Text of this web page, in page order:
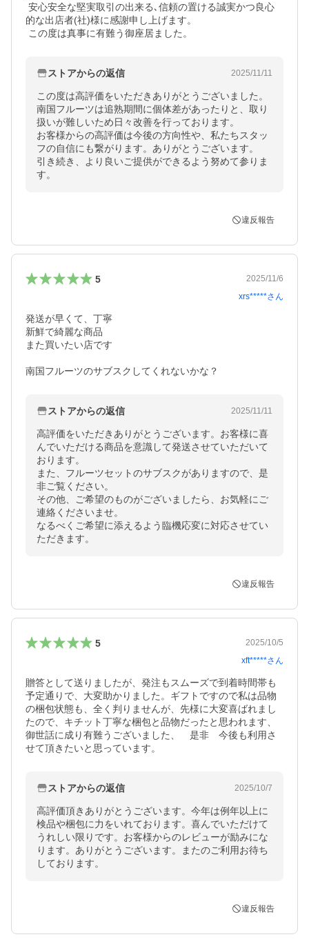
的な出店者(社)様に感謝申し上げます。
この度は真事に有難う御座居ました。
ストアからの返信 2025/11/11
この度は高評価をいただきありがとうございました。
南国フルーツは追熟期間に個体差があったりと、取り
扱いが難しいため日々改善を行っております。
お客様からの高評価は今後の方向性や、私たちスタッ
フの自信にも繋がります。ありがとうございます。
引き続き、より良いご提供ができるよう努めて参りま
す。
違反報告
5
2025/11/6
xrs*****さん
発送が早くて、丁寧
新鮮で綺麗な商品
また買いたい店です
南国フルーツのサブスクしてくれないかな？
ストアからの返信 2025/11/11
高評価をいただきありがとうございます。お客様に喜
んでいただける商品を意識して発送させていただいて
おります。
また、フルーツセットのサブスクがありますので、是
非ご覧ください。
その他、ご希望のものがございましたら、お気軽にご
連絡くださいませ。
なるべくご希望に添えるよう臨機応変に対応させてい
ただきます。
違反報告
5
2025/10/5
xft*****さん
贈答として送りましたが、発注もスムーズで到着時間帯も
予定通りで、大変助かりました。ギフトですので私は品物
の梱包状態も、全く判りませんが、先様に大変喜ばれまし
たので、キチット丁寧な梱包と品物だったと思われます、
御世話に成り有難うございました、　是非　今後も利用さ
せて頂きたいと思っています。
ストアからの返信 2025/10/7
高評価頂きありがとうございます。今年は例年以上に
検品や梱包に力をいれております。喜んでいただけて
うれしい限りです。お客様からのレビューが励みにな
ります。ありがとうございます。またのご利用お待ち
しております。
違反報告